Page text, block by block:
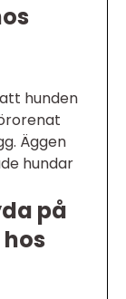
hunden
Äggen
hundar
på